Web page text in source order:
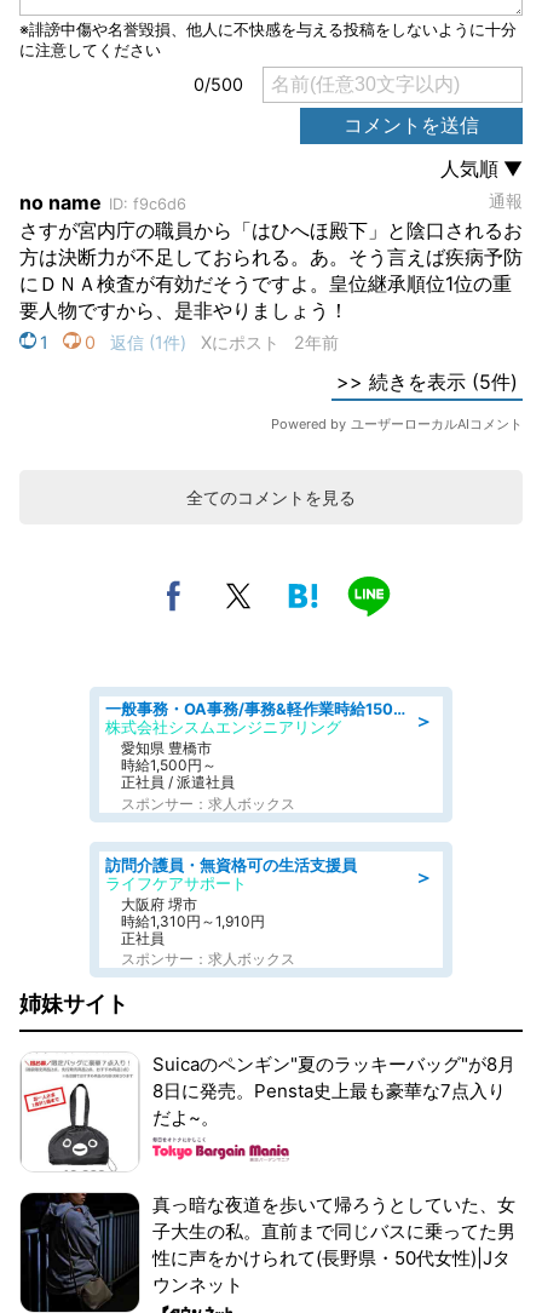
全てのコメントを見る
＞
一般事務・OA事務/事務&軽作業時給1500円土日祝休み各種社保完備
株式会社シスムエンジニアリング
愛知県 豊橋市
時給1,500円～
正社員 / 派遣社員
スポンサー：求人ボックス
＞
訪問介護員・無資格可の生活支援員
ライフケアサポート
大阪府 堺市
時給1,310円～1,910円
正社員
スポンサー：求人ボックス
姉妹サイト
Suicaのペンギン"夏のラッキーバッグ"が8月
8日に発売。Pensta史上最も豪華な7点入り
だよ~。
真っ暗な夜道を歩いて帰ろうとしていた、女
子大生の私。直前まで同じバスに乗ってた男
性に声をかけられて(長野県・50代女性)|Jタ
ウンネット